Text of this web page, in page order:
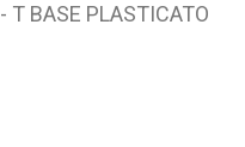
- T BASE PLASTICATO